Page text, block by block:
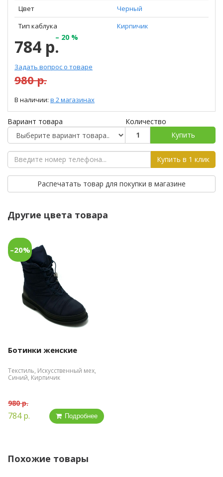
Цвет
Черный
Тип каблука
Кирпичик
784 р.– 20 %
Задать вопрос о товаре
980 р.
В наличии: в 2 магазинах
Вариант товара
Количество
Купить
Купить в 1 клик
Распечатать товар для покупки в магазине
Другие цвета товара
–20%
Ботинки женские
Текстиль, Искусственный мех,
Синий, Кирпичик
980 р.
784 р. Подробнее
Похожие товары